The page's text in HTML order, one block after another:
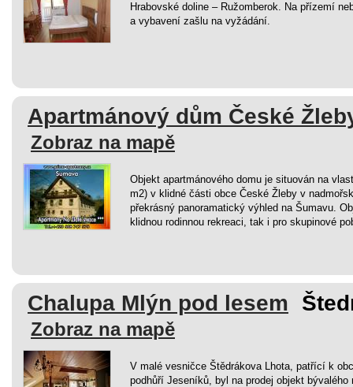
Hrabovské doline – Ružomberok. Na přízemí
a vybavení zašlu na vyžádání.
Apartmánový dům České
Zobraz na mapě
Objekt apartmánového domu je situován na
m2) v klidné části obce České Žleby v
překrásný panoramatický výhled na Šumavu.
klidnou rodinnou rekreaci, tak i pro skupinové
Chalupa Mlýn pod lesem
Zobraz na mapě
V malé vesničce Štědrákova Lhota, patřící k
podhůří Jeseníků, byl na prodej objekt